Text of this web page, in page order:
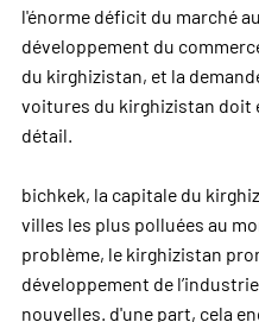
l'énorme déficit du marché
développement du
du kirghizistan, et la
voitures du kirghizistan doit
détail.
bichkek, la capitale du
villes les plus polluées au
problème, le kirghizistan
développement de
nouvelles. d'une part, cela